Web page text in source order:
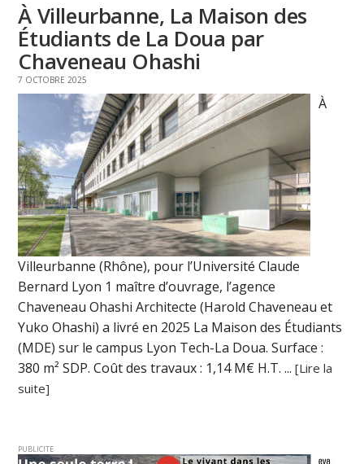
À Villeurbanne, La Maison des
Étudiants de La Doua par
Chaveneau Ohashi
7 OCTOBRE 2025
À
Villeurbanne (Rhône), pour l’Université Claude
Bernard Lyon 1 maître d’ouvrage, l’agence
Chaveneau Ohashi Architecte (Harold Chaveneau et
Yuko Ohashi) a livré en 2025 La Maison des Étudiants
(MDE) sur le campus Lyon Tech-La Doua. Surface :
380 m² SDP. Coût des travaux : 1,14 M€ H.T. ...[Lire la
suite]
PUBLICITE